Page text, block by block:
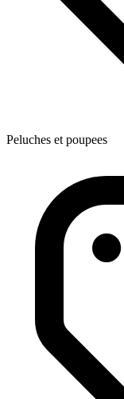
Peluches et poupees